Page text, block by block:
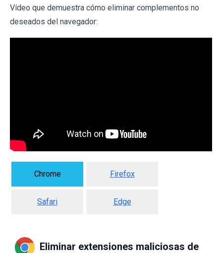
Vídeo que demuestra cómo eliminar complementos no
deseados del navegador:
Chrome Firefox
Safari Edge
Eliminar extensiones maliciosas de